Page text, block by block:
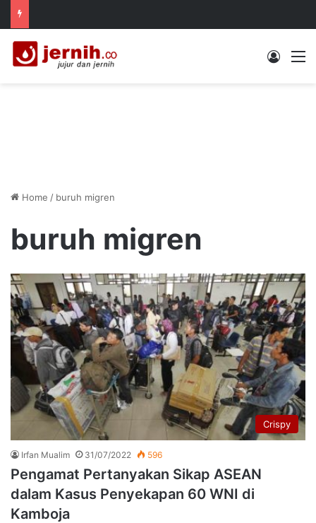
Log In
Home / buruh migren
buruh migren
Crispy
Irfan Mualim 31/07/2022 596
Pengamat Pertanyakan Sikap ASEAN
dalam Kasus Penyekapan 60 WNI di
Kamboja